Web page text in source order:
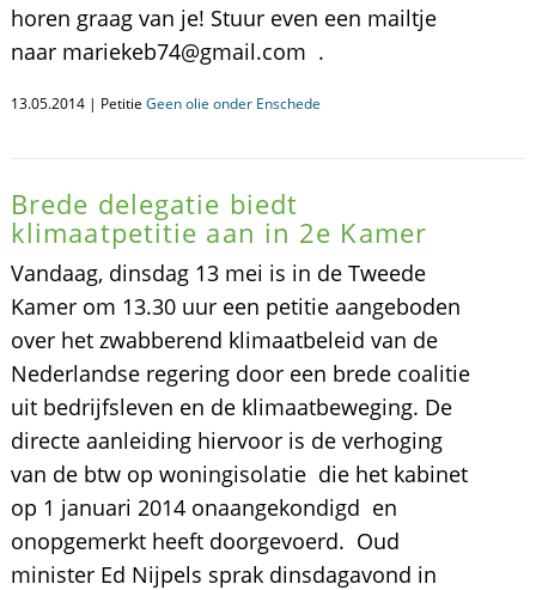
horen graag van je! Stuur even een mailtje
naar mariekeb74@gmail.com .
13.05.2014 | Petitie Geen olie onder Enschede
Brede delegatie biedt
klimaatpetitie aan in 2e Kamer
Vandaag, dinsdag 13 mei is in de Tweede
Kamer om 13.30 uur een petitie aangeboden
over het zwabberend klimaatbeleid van de
Nederlandse regering door een brede coalitie
uit bedrijfsleven en de klimaatbeweging. De
directe aanleiding hiervoor is de verhoging
van de btw op woningisolatie die het kabinet
op 1 januari 2014 onaangekondigd en
onopgemerkt heeft doorgevoerd. Oud
minister Ed Nijpels sprak dinsdagavond in